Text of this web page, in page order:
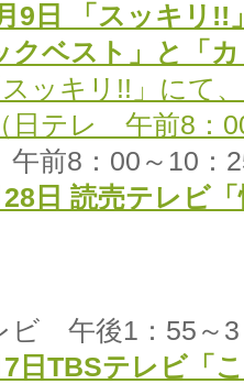
9日 「スッキリ!!
クベスト」と「
前8：00～10：
28日 読売テレビ
ビ 午後1：55～
日TBSテレビ「